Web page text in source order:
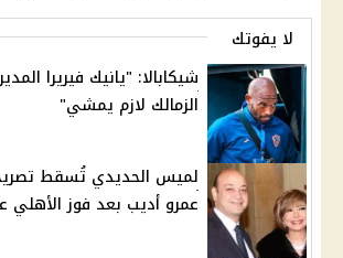
لا يفوتك
شيكابالا: "يانيك فيريرا
الزمالك لازم يمشي"
لميس الحديدي تُسقط
عمرو أديب بعد فوز الأهلي